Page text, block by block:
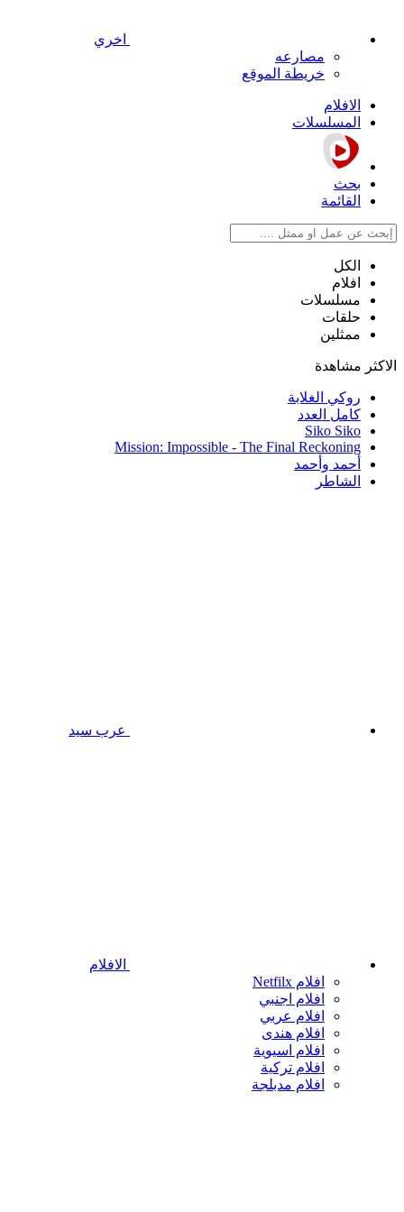
اخري
مصارعه
خريطة الموقع
الافلام
المسلسلات
بحث
القائمة
الكل
افلام
مسلسلات
حلقات
ممثلين
الاكثر مشاهدة
روكي الغلابة
كامل العدد
Siko Siko
Mission: Impossible - The Final Reckoning
أحمد وأحمد
الشاطر
عرب سيد
الافلام
افلام Netfilx
افلام اجنبي
افلام عربي
افلام هندى
افلام اسيوية
افلام تركية
افلام مدبلجة